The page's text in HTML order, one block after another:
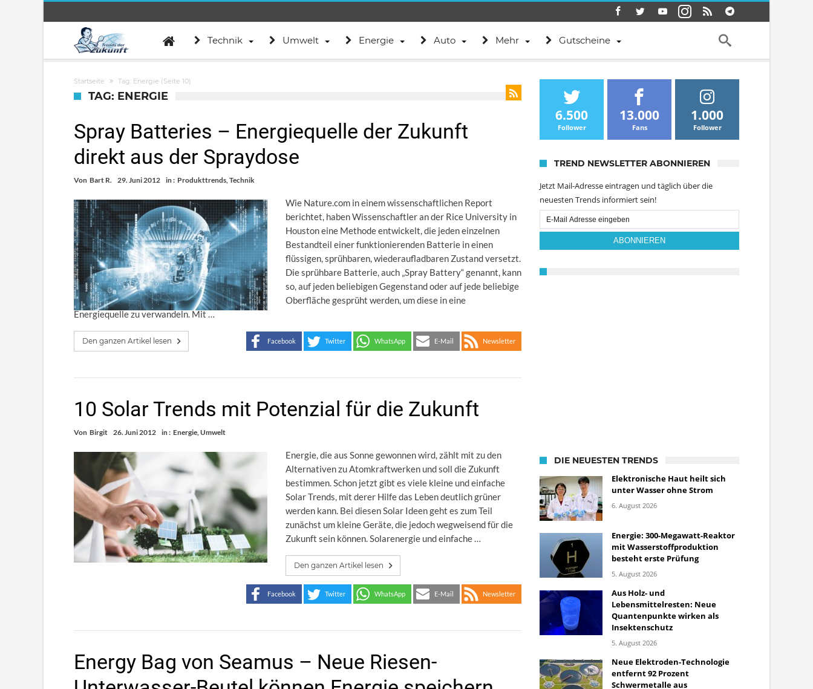
Technik Umwelt Energie Auto Mehr Gutscheine
Startseite Tag: Energie (Seite 10)
TAG: ENERGIE
Spray Batteries – Energiequelle der Zukunft
direkt aus der Spraydose
Von Bart R. 29. Juni 2012 in : Produkttrends,Technik
Wie Nature.com in einem wissenschaftlichen Report
berichtet, haben Wissenschaftler an der Rice University in
Houston eine Methode entwickelt, die jeden einzelnen
Bestandteil einer funktionierenden Batterie in einen
flüssigen, sprühbaren, wiederaufladbaren Zustand versetzt.
Die sprühbare Batterie, auch „Spray Battery“ genannt, kann
so, auf jeden beliebigen Gegenstand oder auf jede beliebige
Oberfläche gesprüht werden, um diese in eine
Energiequelle zu verwandeln. Mit …
Den ganzen Artikel lesen Facebook Twitter WhatsApp E-Mail Newsletter
10 Solar Trends mit Potenzial für die Zukunft
Von Birgit 26. Juni 2012 in : Energie,Umwelt
Energie, die aus Sonne gewonnen wird, zählt mit zu den
Alternativen zu Atomkraftwerken und soll die Zukunft
bestimmen. Schon jetzt gibt es viele kleine und einfache
Solar Trends, mit derer Hilfe das Leben deutlich grüner
werden kann. Bei diesen Solar Ideen geht es zum Teil
zunächst um kleine Geräte, die jedoch wegweisend für die
Zukunft sein können. Solarenergie und einfache …
Den ganzen Artikel lesen
Facebook Twitter WhatsApp E-Mail Newsletter
Energy Bag von Seamus – Neue Riesen-
6.500
Follower
13.000
Fans
1.000
Follower
TREND NEWSLETTER ABONNIEREN
Jetzt Mail-Adresse eintragen und täglich über die
neuesten Trends informiert sein!
Email
Subscription
ABONNIEREN
DIE NEUESTEN TRENDS
Elektronische Haut heilt sich
unter Wasser ohne Strom
6. August 2026
Energie: 300-Megawatt-Reaktor
mit Wasserstoffproduktion
besteht erste Prüfung
5. August 2026
Aus Holz- und
Lebensmittelresten: Neue
Quantenpunkte wirken als
Insektenschutz
5. August 2026
Neue Elektroden-Technologie
entfernt 92 Prozent
Schwermetalle aus